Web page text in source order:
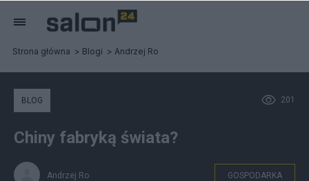
Strona główna Blogi Andrzej Ro
201
BLOG
Chiny fabryką świata?
Andrzej Ro GOSPODARKA